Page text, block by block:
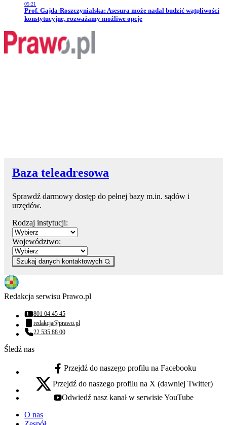
05:21
Przejdź do artykułu:
Prof. Gajda-Roszczynialska: Asesura może nadal budzić wątpliwości
konstytucyjne, rozważamy możliwe opcje
Baza teleadresowa
Sprawdź darmowy dostęp do pełnej bazy m.in. sądów i
urzędów.
Rodzaj instytucji:
Województwo:
Szukaj danych kontaktowych
Redakcja serwisu Prawo.pl
Numer telefonu:
801 04 45 45
Adres email:
redakcja@prawo.pl
Numer telefonu:
22 535 88 00
Śledź nas
facebook - otwiera się w nowej karcie
Przejdź do naszego profilu na Facebooku
x - otwiera się w nowej karcie
Przejdź do naszego profilu na X (dawniej Twitter)
youtube - otwiera się w nowej karcie
Odwiedź nasz kanał w serwisie YouTube
O nas